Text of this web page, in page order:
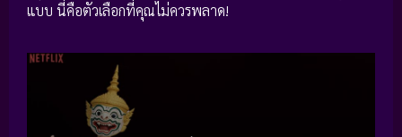
แบบ นี่คือตัวเลือกที่คุณไม่ควรพลาด!